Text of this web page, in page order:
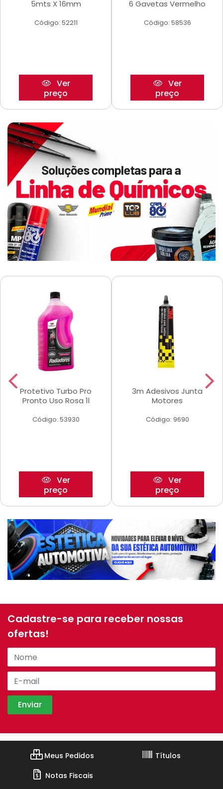
5mts X 16mm
Código: 52211
Ver
preço
6 Gavetas Vermelho
Código: 58536
Ver
preço
Protetivo Turbo Pro
Pronto Uso Rosa 1l
Código: 53930
Ver
preço
3m Adesivos Junta
Motores
Código: 9690
Ver
preço
Cadastre-se para receber nossas
ofertas!
Meus Pedidos
Títulos
Notas Fiscais